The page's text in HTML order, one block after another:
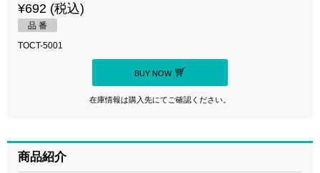
¥692 (税込)
品 番
TOCT-5001
BUY NOW
在庫情報は購入先にてご確認ください。
商品紹介